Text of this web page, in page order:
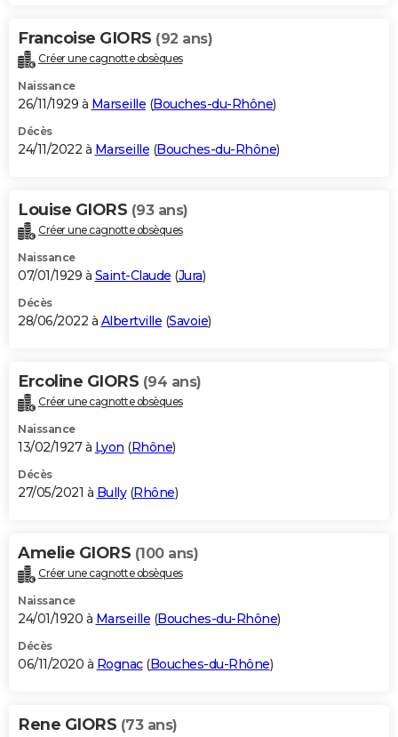
Francoise GIORS (92 ans)
Créer une cagnotte obsèques
Naissance
26/11/1929 à Marseille (Bouches-du-Rhône)
Décès
24/11/2022 à Marseille (Bouches-du-Rhône)
Louise GIORS (93 ans)
Créer une cagnotte obsèques
Naissance
07/01/1929 à Saint-Claude (Jura)
Décès
28/06/2022 à Albertville (Savoie)
Ercoline GIORS (94 ans)
Créer une cagnotte obsèques
Naissance
13/02/1927 à Lyon (Rhône)
Décès
27/05/2021 à Bully(Rhône)
Amelie GIORS (100 ans)
Créer une cagnotte obsèques
Naissance
24/01/1920 à Marseille (Bouches-du-Rhône)
Décès
06/11/2020 à Rognac(Bouches-du-Rhône)
Rene GIORS (73 ans)